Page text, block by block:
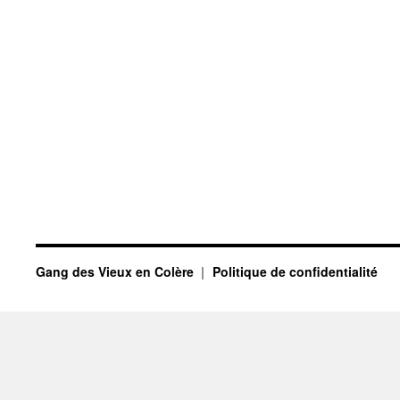
Gang des Vieux en Colère Politique de confidentialité